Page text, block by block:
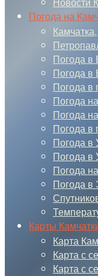
Погода на
Погода в
Погода в
Погода в
Погода
Погода
Погода в
Погода в
Погода в
Погода
Погода в
Карты
Карта
Карта с
Карта с